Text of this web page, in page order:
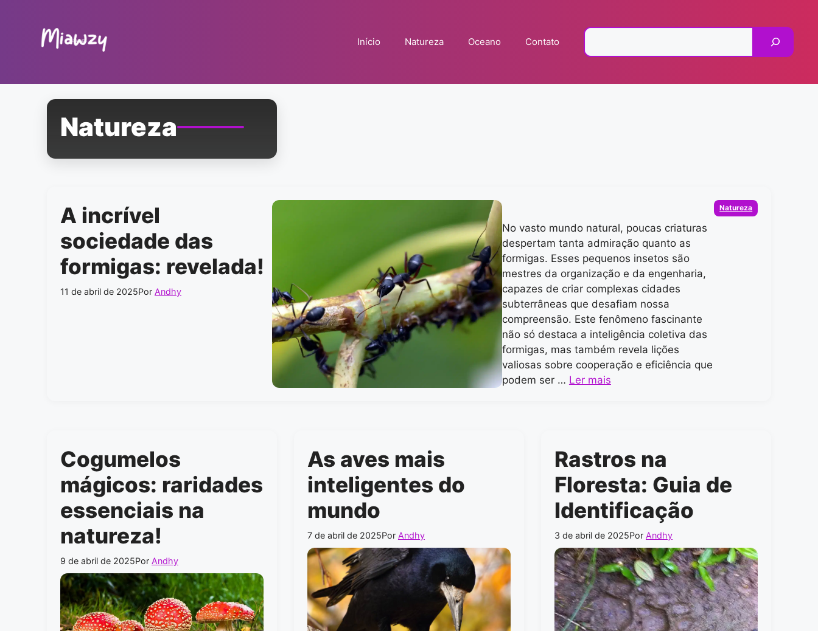
Início Natureza Oceano Contato
Natureza
A incrível
sociedade das
formigas: revelada!
11 de abril de 2025Por Andhy
No vasto mundo natural, poucas criaturas
despertam tanta admiração quanto as
formigas. Esses pequenos insetos são
mestres da organização e da engenharia,
capazes de criar complexas cidades
subterrâneas que desafiam nossa
compreensão. Este fenômeno fascinante
não só destaca a inteligência coletiva das
formigas, mas também revela lições
valiosas sobre cooperação e eficiência que
podem ser … Ler mais
Categorias
Natureza
Cogumelos
mágicos: raridades
essenciais na
natureza!
9 de abril de 2025Por Andhy
As aves mais
inteligentes do
mundo
7 de abril de 2025Por Andhy
Rastros na
Floresta: Guia de
Identificação
3 de abril de 2025Por Andhy